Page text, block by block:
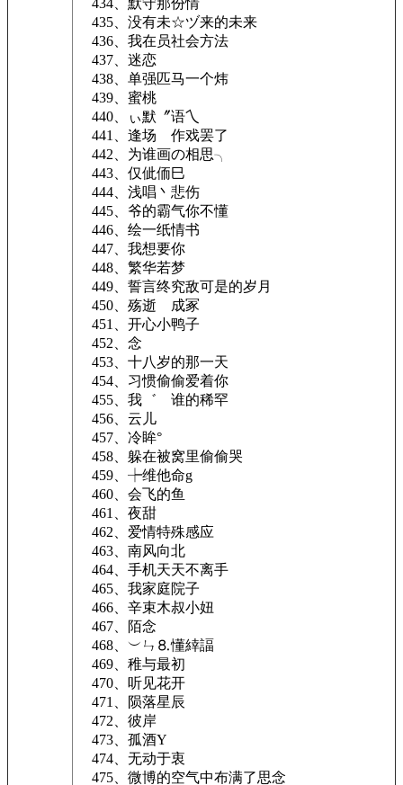
434、默守那份情ゞ
435、没有未☆ヅ来的未来
436、我在员社会方法
437、迷恋
438、单强匹马一个炜
439、蜜桃
440、ぃ默〞语乀
441、逢场ゞ作戏罢了
442、为谁画の相思╮
443、仅佌侕巳
444、浅唱丶悲伤
445、爷的霸气你不懂
446、绘一纸情书
447、我想要你
448、繁华若梦
449、誓言终究敌可是的岁月
450、殇逝ゞ成冢
451、开心小鸭子
452、念
453、十八岁的那一天
454、习惯偷偷爱着你
455、我゛ゞ谁的稀罕
456、云儿
457、冷眸°
458、躲在被窝里偷偷哭
459、┾维他命g
460、会飞的鱼
461、夜甜
462、爱情特殊感应
463、南风向北
464、手机天天不离手
465、我家庭院子
466、辛束木叔小妞
467、陌念
468、︶ㄣ⒏懂緈諨
469、稚与最初
470、听见花开
471、陨落星辰
472、彼岸
473、孤酒Y
474、无动于衷
475、微博的空气中布满了思念